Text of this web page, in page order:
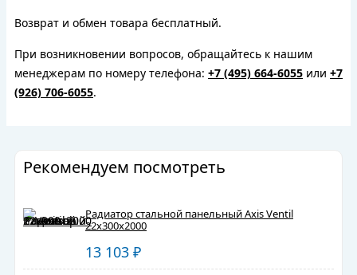
Возврат и обмен товара бесплатный.
При возникновении вопросов, обращайтесь к нашим
менеджерам по номеру телефона: +7 (495) 664-6055 или +7
(926) 706-6055.
Рекомендуем посмотреть
Радиатор стальной панельный Axis Ventil
22х300х2000
13 103 ₽